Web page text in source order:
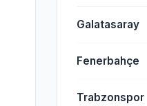
Galatasaray
Fenerbahçe
Trabzonspor